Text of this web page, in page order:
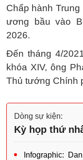
Chấp hành
ương bầu vào
2026.
Đến tháng 4/
khóa XIV, ông
Thủ tướng Chính
Dòng sự kiện:
Kỳ họp thứ
Infographic: